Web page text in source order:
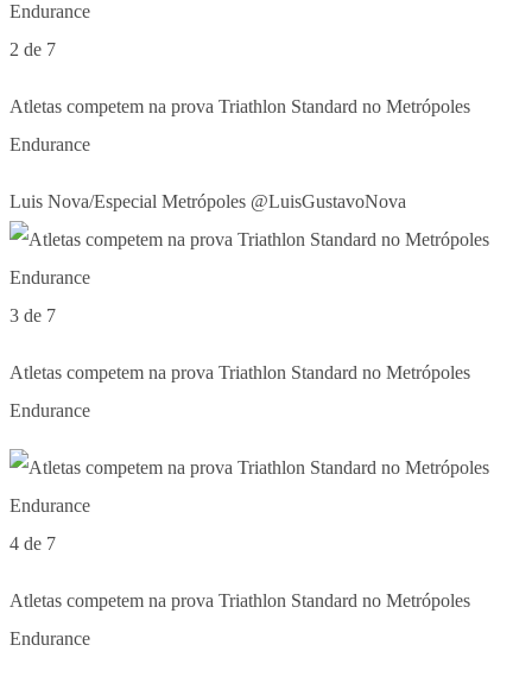
2 de 7
Atletas competem na prova Triathlon Standard no Metrópoles
Endurance
Luis Nova/Especial Metrópoles @LuisGustavoNova
3 de 7
Atletas competem na prova Triathlon Standard no Metrópoles
Endurance
4 de 7
Atletas competem na prova Triathlon Standard no Metrópoles
Endurance